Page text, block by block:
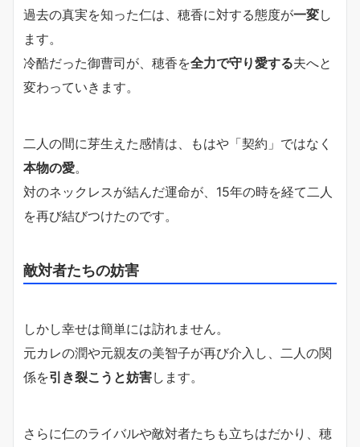
過去の真実を知った仁は、穂香に対する態度が一変し
ます。
冷酷だった御曹司が、穂香を全力で守り愛する夫へと
変わっていきます。
二人の間に芽生えた感情は、もはや「契約」ではなく
本物の愛。
対のネックレスが結んだ運命が、15年の時を経て二人
を再び結びつけたのです。
敵対者たちの妨害
しかし幸せは簡単には訪れません。
元カレの潤や元親友の美智子が再び介入し、二人の関
係を引き裂こうと妨害します。
さらに仁のライバルや敵対者たちも立ちはだかり、穂